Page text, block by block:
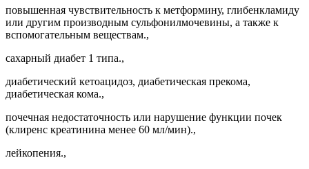
повышенная чувствительность к метформину, глибенкламиду
или другим производным сульфонилмочевины, а также к
вспомогательным веществам.,
сахарный диабет 1 типа.,
диабетический кетоацидоз, диабетическая прекома,
диабетическая кома.,
почечная недостаточность или нарушение функции почек
(клиренс креатинина менее 60 мл/мин).,
лейкопения.,